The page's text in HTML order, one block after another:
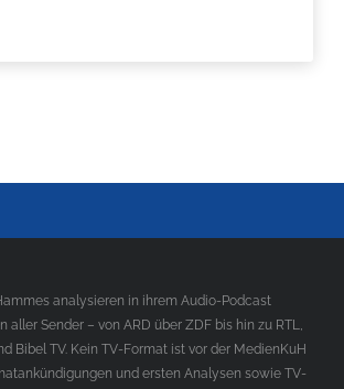
analysieren in ihrem Audio-Podcast
aller Sender – von ARD über ZDF bis hin zu RTL,
Bibel TV. Kein TV-Format ist vor der MedienKuH
und ersten Analysen sowie TV-